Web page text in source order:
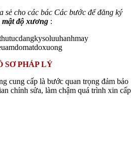
sẻ cho các bác Các bước để đăng ký
mật độ xương :
SƠ PHÁP LÝ
cung cấp là bước quan trọng đảm bảo
chỉnh sửa, làm chậm quá trình xin cấp